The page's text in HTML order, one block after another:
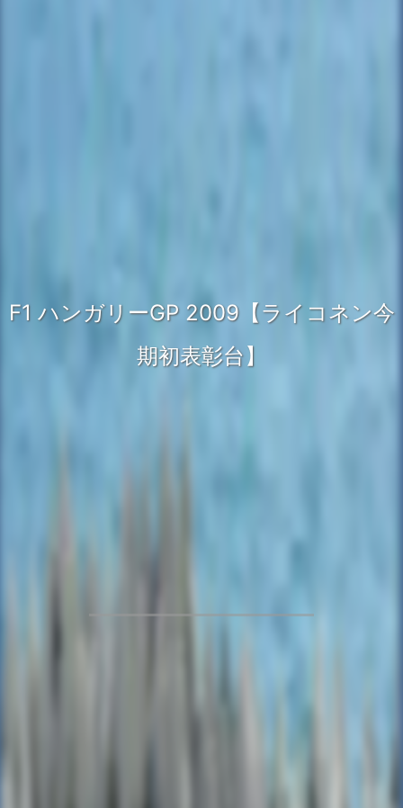
F1 ハンガリーGP 2009【ライコネン今
期初表彰台】